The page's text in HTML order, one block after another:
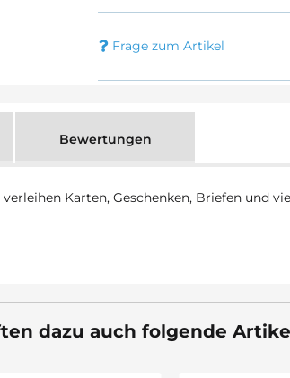
Frage zum Artikel
Bewertungen
Karten, Geschenken, Briefen und
dazu auch folgende